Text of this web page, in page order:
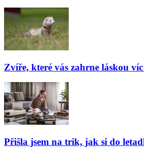
Zvíře, které vás zahrne láskou
Přišla jsem na trik, jak si do